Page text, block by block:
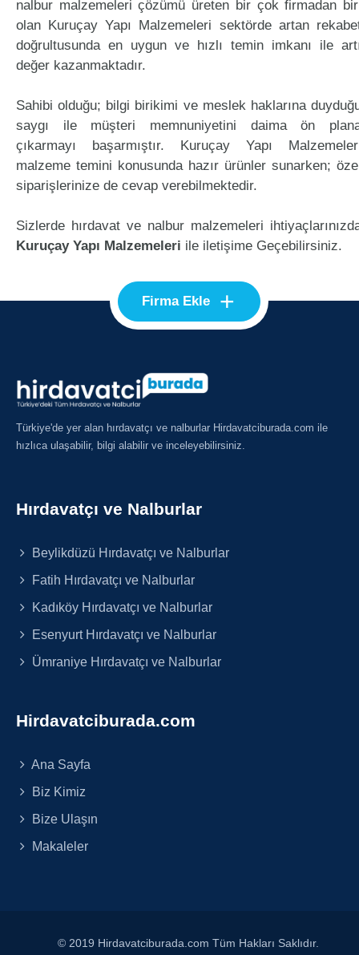
nalbur malzemeleri çözümü üreten bir çok firmadan
olan Kuruçay Yapı Malzemeleri sektörde artan
doğrultusunda en uygun ve hızlı temin imkanı ile
değer kazanmaktadır.
Sahibi olduğu; bilgi birikimi ve meslek haklarına
saygı ile müşteri memnuniyetini daima ön
çıkarmayı başarmıştır. Kuruçay Yapı
malzeme temini konusunda hazır ürünler sunarken;
siparişlerinize de cevap verebilmektedir.
Sizlerde hırdavat ve nalbur malzemeleri
Kuruçay Yapı Malzemeleri ile iletişime Geçebilirsiniz.
Firma Ekle +
Türkiye'de yer alan hırdavatçı ve nalburlar Hirdavatciburada.com ile
hızlıca ulaşabilir, bilgi alabilir ve inceleyebilirsiniz.
Hırdavatçı ve Nalburlar
Beylikdüzü Hırdavatçı ve Nalburlar
Fatih Hırdavatçı ve Nalburlar
Kadıköy Hırdavatçı ve Nalburlar
Esenyurt Hırdavatçı ve Nalburlar
Ümraniye Hırdavatçı ve Nalburlar
Hirdavatciburada.com
Ana Sayfa
Biz Kimiz
Bize Ulaşın
Makaleler
© 2019 Hirdavatciburada.com Tüm Hakları Saklıdır.